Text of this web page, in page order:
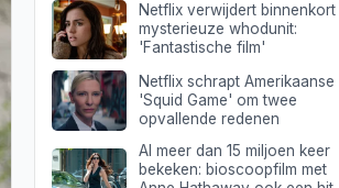
Netflix verwijdert binnenkort
mysterieuze whodunit:
'Fantastische film'
Netflix schrapt Amerikaanse
'Squid Game' om twee
opvallende redenen
Al meer dan 15 miljoen keer
bekeken: bioscoopfilm met